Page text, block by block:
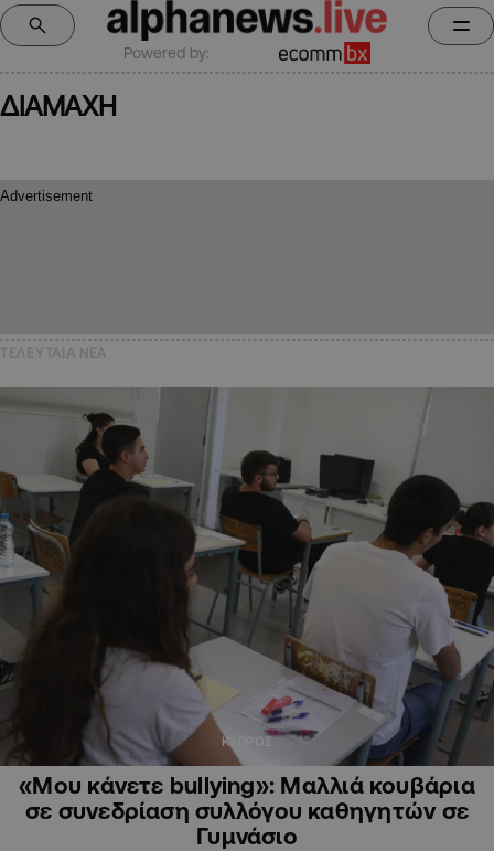
Powered by:
ΔΙΑΜΑΧΗ
ΚΥΠΡΟΣ
«Μου κάνετε bullying»: Μαλλιά κουβάρια
σε συνεδρίαση συλλόγου καθηγητών σε
Γυμνάσιο